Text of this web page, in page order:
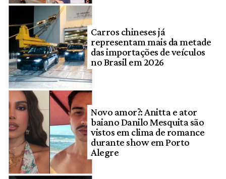
Carros chineses já
representam mais da metade
das importações de veículos
no Brasil em 2026
Novo amor?: Anitta e ator
baiano Danilo Mesquita são
vistos em clima de romance
durante show em Porto
Alegre